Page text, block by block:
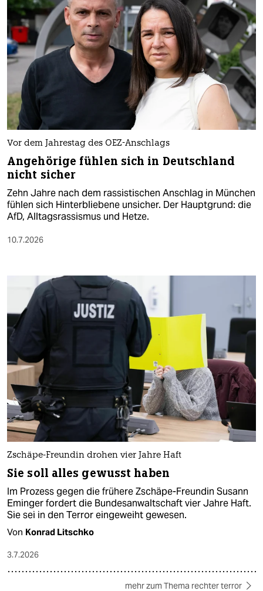
Vor dem Jahrestag des OEZ-Anschlags
Angehörige fühlen sich in Deutschland
nicht sicher
Zehn Jahre nach dem rassistischen Anschlag in München
fühlen sich Hinterbliebene unsicher. Der Hauptgrund: die
AfD, Alltagsrassismus und Hetze.
10.7.2026
Zschäpe-Freundin drohen vier Jahre Haft
Sie soll alles gewusst haben
Im Prozess gegen die frühere Zschäpe-Freundin Susann
Eminger fordert die Bundesanwaltschaft vier Jahre Haft.
Sie sei in den Terror eingeweiht gewesen.
Von Konrad Litschko
3.7.2026
mehr zum Thema rechter terror